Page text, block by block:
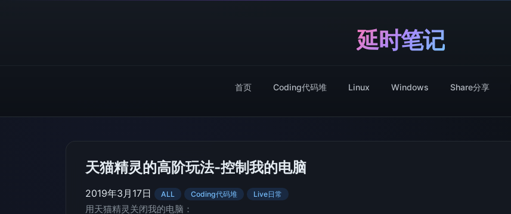
延时笔记
首页 Coding代码堆 Linux Windows Share分享
天猫精灵的高阶玩法-控制我的电脑
2019年3月17日 ALL Coding代码堆 Live日常
用天猫精灵关闭我的电脑：